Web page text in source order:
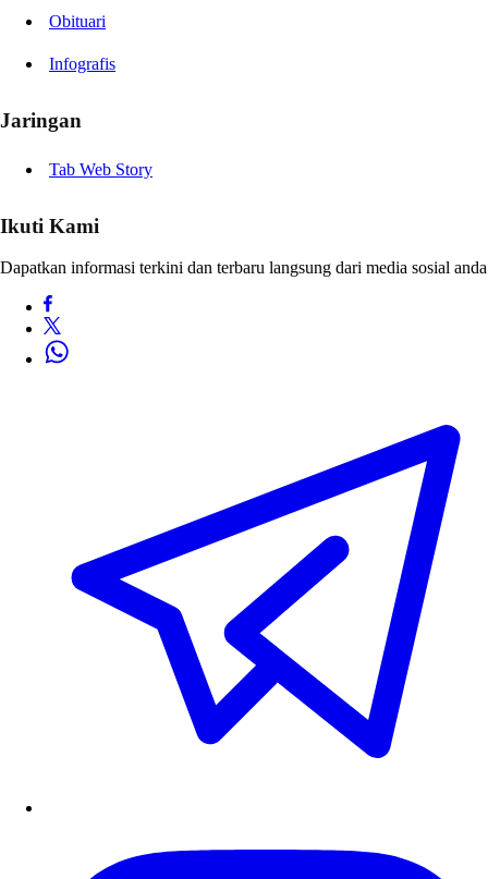
Obituari
Infografis
Jaringan
Tab Web Story
Ikuti Kami
Dapatkan informasi terkini dan terbaru langsung dari media sosial anda